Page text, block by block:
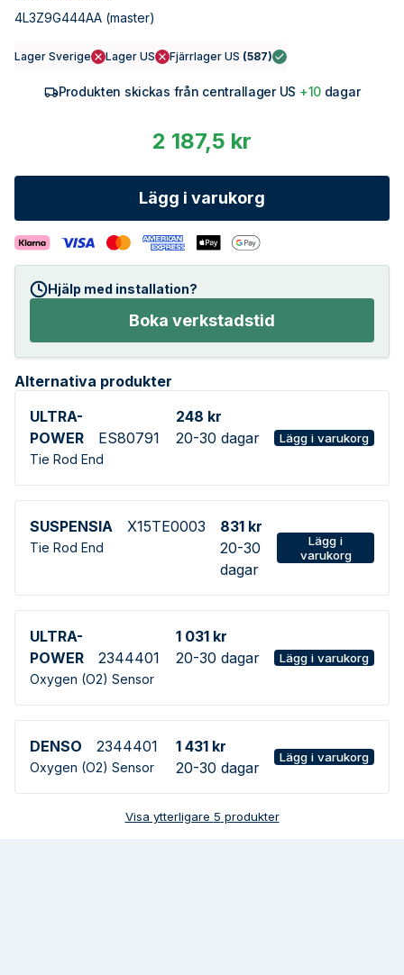
4L3Z9G444AA (master)
Lager Sverige Lager US Fjärrlager US (587)
Produkten skickas från centrallager US +10 dagar
2 187,5 kr
Lägg i varukorg
Hjälp med installation?
Boka verkstadstid
Alternativa produkter
ULTRA-
POWER
ES80791
Tie Rod End
248 kr
20-30 dagar
Lägg i varukorg
SUSPENSIA X15TE0003
Tie Rod End
831 kr
20-30
dagar
Lägg i
varukorg
ULTRA-
POWER
2344401
Oxygen (O2) Sensor
1 031 kr
20-30 dagar
Lägg i varukorg
DENSO 2344401
Oxygen (O2) Sensor
1 431 kr
20-30 dagar
Lägg i varukorg
Visa ytterligare 5 produkter